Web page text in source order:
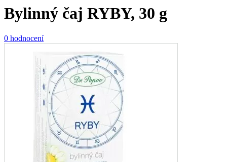
Bylinný čaj RYBY, 30 g
0 hodnocení